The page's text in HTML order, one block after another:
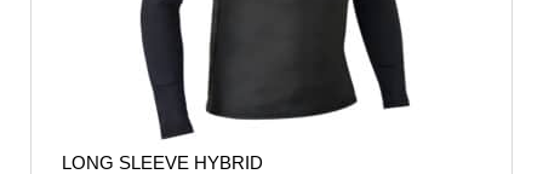
LONG SLEEVE HYBRID